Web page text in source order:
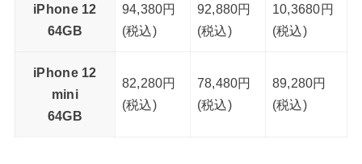
iPhone 12
64GB
94,380円
(税込)
92,880円
(税込)
10,3680円
(税込)
iPhone 12
mini
64GB
82,280円
(税込)
78,480円
(税込)
89,280円
(税込)